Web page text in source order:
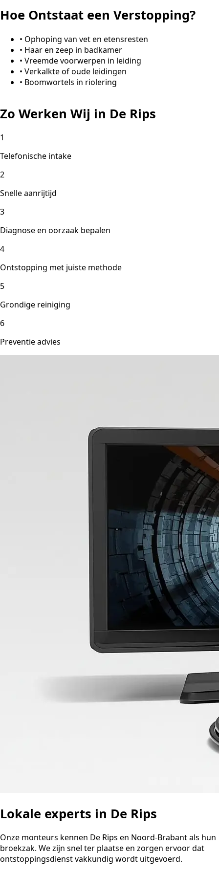
Hoe Ontstaat een Verstopping?
• Ophoping van vet en etensresten
• Haar en zeep in badkamer
• Vreemde voorwerpen in leiding
• Verkalkte of oude leidingen
• Boomwortels in riolering
Zo Werken Wij in De Rips
1
Telefonische intake
2
Snelle aanrijtijd
3
Diagnose en oorzaak bepalen
4
Ontstopping met juiste methode
5
Grondige reiniging
6
Preventie advies
Lokale experts in De Rips
Onze monteurs kennen De Rips en Noord-Brabant als hun
broekzak. We zijn snel ter plaatse en zorgen ervoor dat
ontstoppingsdienst vakkundig wordt uitgevoerd.